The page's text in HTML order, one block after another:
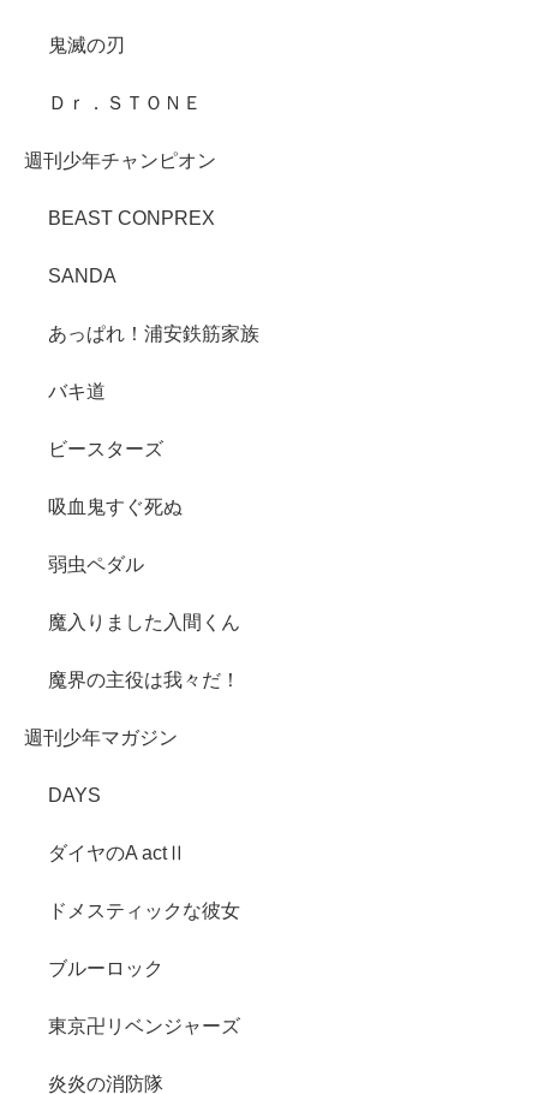
鬼滅の刃
Ｄｒ．ＳＴＯＮＥ
週刊少年チャンピオン
BEAST CONPREX
SANDA
あっぱれ！浦安鉄筋家族
バキ道
ビースターズ
吸血鬼すぐ死ぬ
弱虫ペダル
魔入りました入間くん
魔界の主役は我々だ！
週刊少年マガジン
DAYS
ダイヤのA actⅡ
ドメスティックな彼女
ブルーロック
東京卍リベンジャーズ
炎炎の消防隊